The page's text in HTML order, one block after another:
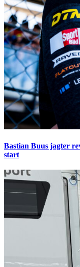
Bastian Buus jagter
start